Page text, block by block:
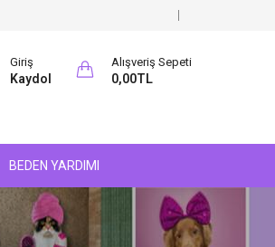
Alışveriş Sepeti
0,00TL
Giriş
Kaydol
BEDEN YARDIMI